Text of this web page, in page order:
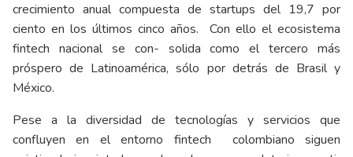
crecimiento anual compuesta de startups del 19,7 por
ciento en los últimos cinco años. Con ello el ecosistema
fintech nacional se con- solida como el tercero más
próspero de Latinoamérica, sólo por detrás de Brasil y
México.
Pese a la diversidad de tecnologías y servicios que
confluyen en el entorno fintech colombiano siguen